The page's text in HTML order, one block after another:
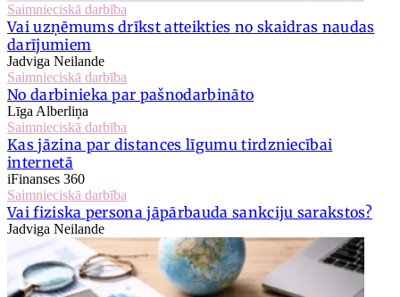
Saimnieciskā darbība
Vai uzņēmums drīkst atteikties no skaidras naudas
darījumiem
Jadviga Neilande
Saimnieciskā darbība
No darbinieka par pašnodarbināto
Līga Alberliņa
Saimnieciskā darbība
Kas jāzina par distances līgumu tirdzniecībai
internetā
iFinanses 360
Saimnieciskā darbība
Vai fiziska persona jāpārbauda sankciju sarakstos?
Jadviga Neilande